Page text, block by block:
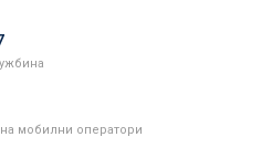
мобилни оператори